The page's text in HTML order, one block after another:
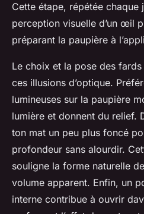
Cette étape, répétée chaque
perception visuelle d’un œil
préparant la paupière à
Le choix et la pose des
ces illusions d’optique.
lumineuses sur la paupière
lumière et donnent du relief.
ton mat un peu plus foncé
profondeur sans alourdir.
souligne la forme naturelle
volume apparent. Enfin, un
interne contribue à ouvrir